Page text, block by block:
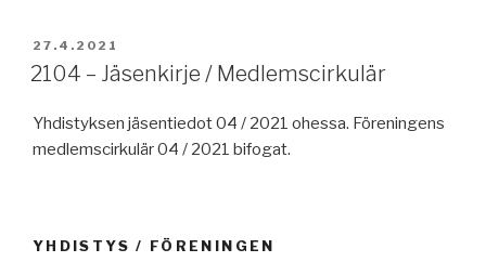
JULKAISTU
27.4.2021
2104 – Jäsenkirje / Medlemscirkulär
Yhdistyksen jäsentiedot 04 / 2021 ohessa. Föreningens
medlemscirkulär 04 / 2021 bifogat.
YHDISTYS / FÖRENINGEN